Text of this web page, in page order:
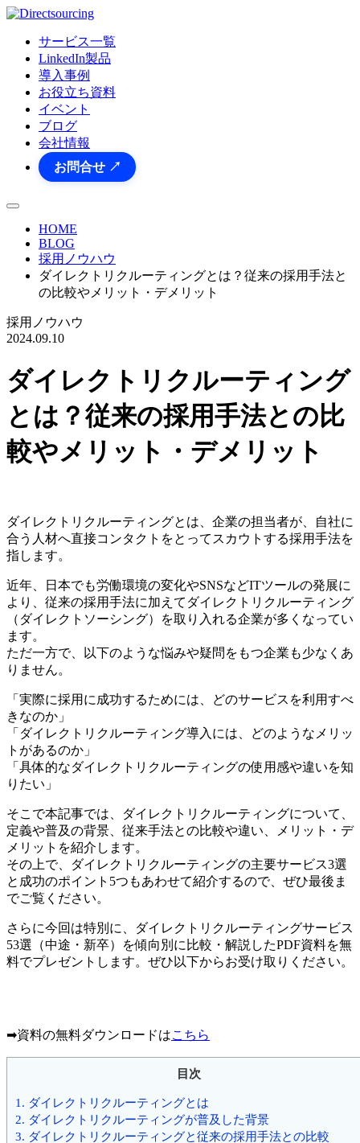
サービス一覧
LinkedIn製品
導入事例
お役立ち資料
イベント
ブログ
会社情報
お問合せ ↗
HOME
BLOG
採用ノウハウ
ダイレクトリクルーティングとは？従来の採用手法と
の比較やメリット・デメリット
採用ノウハウ
2024.09.10
ダイレクトリクルーティング
とは？従来の採用手法との比
較やメリット・デメリット
ダイレクトリクルーティングとは、企業の担当者が、自社に
合う人材へ直接コンタクトをとってスカウトする採用手法を
指します。
近年、日本でも労働環境の変化やSNSなどITツールの発展に
より、従来の採用手法に加えてダイレクトリクルーティング
（ダイレクトソーシング）を取り入れる企業が多くなってい
ます。
ただ一方で、以下のような悩みや疑問をもつ企業も少なくあ
りません。
「実際に採用に成功するためには、どのサービスを利用すべ
きなのか」
「ダイレクトリクルーティング導入には、どのようなメリッ
トがあるのか」
「具体的なダイレクトリクルーティングの使用感や違いを知
りたい」
そこで本記事では、ダイレクトリクルーティングについて、
定義や普及の背景、従来手法との比較や違い、メリット・デ
メリットを紹介します。
その上で、ダイレクトリクルーティングの主要サービス3選
と成功のポイント5つもあわせて紹介するので、ぜひ最後ま
でご覧ください。
さらに今回は特別に、ダイレクトリクルーティングサービス
53選（中途・新卒）を傾向別に比較・解説したPDF資料を無
料でプレゼントします。ぜひ以下からお受け取りください。
➡︎資料の無料ダウンロードはこちら
目次
1. ダイレクトリクルーティングとは
2. ダイレクトリクルーティングが普及した背景
3. ダイレクトリクルーティングと従来の採用手法との比較